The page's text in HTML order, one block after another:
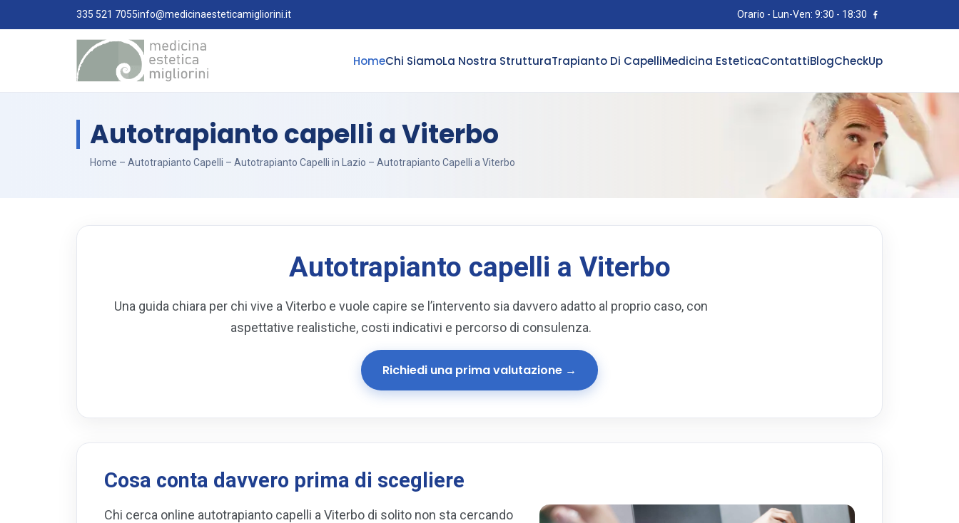
335 521 7055info@medicinaesteticamigliorini.it Orario - Lun-Ven: 9:30 - 18:30
HomeChi SiamoLa Nostra StrutturaTrapianto Di CapelliMedicina EsteticaContattiBlogCheckUp
Autotrapianto capelli a Viterbo
Home – Autotrapianto Capelli – Autotrapianto Capelli in Lazio – Autotrapianto Capelli a Viterbo
Autotrapianto capelli a Viterbo
Una guida chiara per chi vive a Viterbo e vuole capire se l’intervento sia davvero adatto al proprio caso, con
aspettative realistiche, costi indicativi e percorso di consulenza.
Richiedi una prima valutazione →
Cosa conta davvero prima di scegliere
Chi cerca online autotrapianto capelli a Viterbo di solito non sta cercando